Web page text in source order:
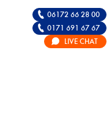
FÜR DIE
06172 66 28 00
0171 691 67 67
LIVE CHAT